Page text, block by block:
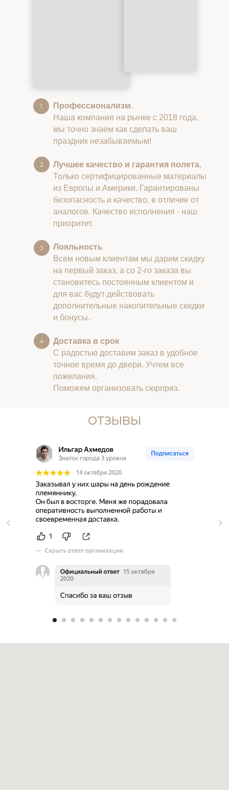
Профессионализм.
Наша компания на рынке с 2018 года,
мы точно знаем как сделать ваш
праздник незабываемым!
Лучшее качество и гарантия полета.
Только сертифицированные материалы
из Европы и Америки. Гарантированы
безопасность и качество, в отличие от
аналогов. Качество исполнения - наш
приоритет.
Лояльность
Всем новым клиентам мы дарим скидку
на первый заказ, а со 2-го заказа вы
становитесь постоянным клиентом и
для вас будут действовать
дополнительные накопительные скидки
и бонусы.
Доставка в срок
С радостью доставим заказ в удобное
точное время до двери. Учтем все
пожелания.
Поможем организовать сюрприз.
ОТЗЫВЫ